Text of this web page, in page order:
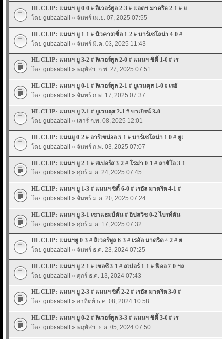
HL CLIP : แมนฯ ยู 0-0 # ลิเวอร์พูล 2-3 # แอตฯ มาดริด 2-1 # ย
โดย gubaaball » จันทร์ เม.ย. 07, 2025 07:55
HL CLIP : แมนฯ ยู 1-1 # นิวคาสเซิ่ล 1-2 # บาร์เซโลน่า 4-0 #
โดย gubaaball » จันทร์ มี.ค. 03, 2025 11:43
HL CLIP : แมนฯ ยู 3-2 # ลิเวอร์พูล 2-0 # แมนฯ ซิตี้ 1-0 # เร
โดย gubaaball » พฤหัสฯ. ก.พ. 27, 2025 07:51
HL CLIP : แมนฯ ยู 0-1 # ลิเวอร์พูล 2-1 # ยูเวนตุส 1-0 # เรอั
โดย gubaaball » จันทร์ ก.พ. 17, 2025 07:37
HL CLIP : แมนฯ ยู 2-1 # ยูเวนตุส 2-1 # บาเยิรน์ 3-0
โดย gubaaball » เสาร์ ก.พ. 08, 2025 12:01
HL CLIP : แมนยู 0-2 # อาร์เซน่อล 5-1 # บาร์เซโลน่า 1-0 # ยูเ
โดย gubaaball » จันทร์ ก.พ. 03, 2025 07:07
HL CLIP : แมนฯ ยู 2-1 # สเปอร์ส 3-2 # โรม่า 0-1 # ลาซิโอ 3-1
โดย gubaaball » ศุกร์ ม.ค. 24, 2025 07:45
HL CLIP : แมนฯ ยู 1-3 # แมนฯ ซิตี้ 6-0 # เรอัล มาดริด 4-1 #
โดย gubaaball » จันทร์ ม.ค. 20, 2025 07:24
HL CLIP : แมนฯ ยู 3-1 เซาแธมป์ตัน # อิปสวิช 0-2 ไบรท์ตัน
โดย gubaaball » ศุกร์ ม.ค. 17, 2025 07:32
HL CLIP : แมนฯยู 0-3 # ลิเวอร์พูล 6-3 # เรอัล มาดริด 4-2 # ย
โดย gubaaball » จันทร์ ธ.ค. 23, 2024 07:25
HL CLIP : แมนฯ ยู 2-1 # เชลซี 3-1 # สเปอร์ 1-1 # ฟิออ 7-0 ฯล
โดย gubaaball » ศุกร์ ธ.ค. 13, 2024 07:43
HL CLIP : แมนฯ ยู 2-3 # แมนฯ ซิตี้ 2-2 # เรอัล มาดริด 3-0 #
โดย gubaaball » อาทิตย์ ธ.ค. 08, 2024 10:58
HL CLIP : แมนฯ ยู 0-2 # ลิเวอร์พูล 3-3 # แมนฯ ซิตี้ 3-0 # เร
โดย gubaaball » พฤหัสฯ. ธ.ค. 05, 2024 07:50